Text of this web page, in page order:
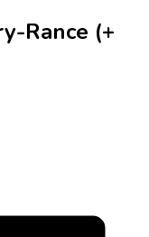
Rance (+